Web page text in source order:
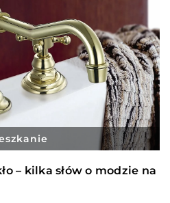
– kilka słów o modzie na